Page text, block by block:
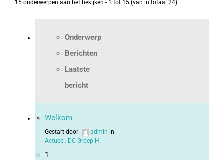
15 onderwerpen aan het bekijken - 1 tot 15 (van in totaal 24)
Onderwerp
Berichten
Laatste
bericht
Welkom
Gestart door: admin in:
Actueel: DC Groep H
1